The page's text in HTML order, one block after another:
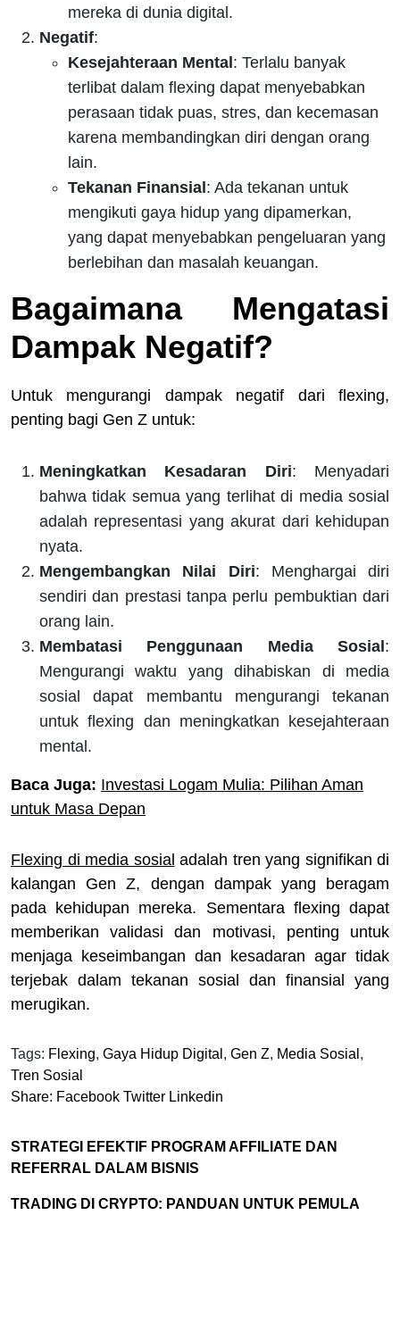
mereka di dunia digital.
Negatif:
Kesejahteraan Mental : Terlalu banyak
terlibat dalam flexing dapat menyebabkan
perasaan tidak puas, stres, dan kecemasan
karena membandingkan diri dengan orang
lain.
Tekanan Finansial : Ada tekanan untuk
mengikuti gaya hidup yang dipamerkan,
yang dapat menyebabkan pengeluaran yang
berlebihan dan masalah keuangan.
Bagaimana Mengatasi
Dampak Negatif?
Untuk mengurangi dampak negatif dari flexing,
penting bagi Gen Z untuk:
Meningkatkan Kesadaran Diri: Menyadari
bahwa tidak semua yang terlihat di media sosial
adalah representasi yang akurat dari kehidupan
nyata.
Mengembangkan Nilai Diri: Menghargai diri
sendiri dan prestasi tanpa perlu pembuktian dari
orang lain.
Membatasi Penggunaan Media Sosial :
Mengurangi waktu yang dihabiskan di media
sosial dapat membantu mengurangi tekanan
untuk flexing dan meningkatkan kesejahteraan
mental.
Baca Juga: Investasi Logam Mulia: Pilihan Aman
untuk Masa Depan
Flexing di media sosial adalah tren yang signifikan di
kalangan Gen Z, dengan dampak yang beragam
pada kehidupan mereka. Sementara flexing dapat
memberikan validasi dan motivasi, penting untuk
menjaga keseimbangan dan kesadaran agar tidak
terjebak dalam tekanan sosial dan finansial yang
merugikan.
Tags: Flexing, Gaya Hidup Digital , Gen Z, Media Sosial ,
Tren Sosial
Share: Facebook Twitter Linkedin
STRATEGI EFEKTIF PROGRAM AFFILIATE DAN
REFERRAL DALAM BISNIS
TRADING DI CRYPTO: PANDUAN UNTUK PEMULA